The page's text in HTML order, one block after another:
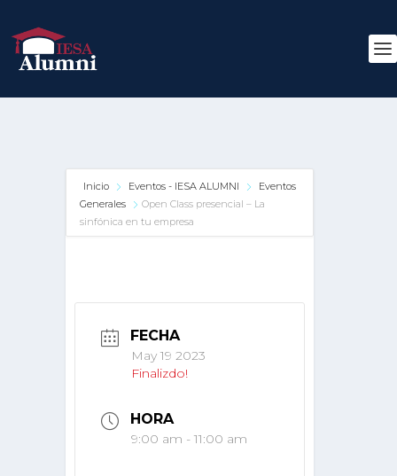
Inicio Eventos - IESA ALUMNI
Eventos
Generales
Open Class presencial – La
sinfónica en tu empresa
FECHA
May 19 2023
Finalizdo!
HORA
9:00 am - 11:00 am